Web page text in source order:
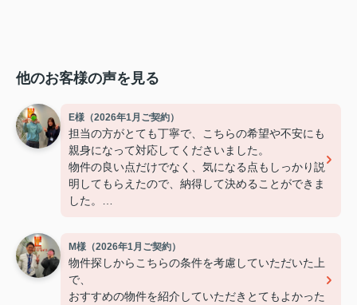
他のお客様の声を見る
E様（2026年1月ご契約）
担当の方がとても丁寧で、こちらの希望や不安にも
親身になって対応してくださいました。
物件の良い点だけでなく、気になる点もしっかり説
明してもらえたので、納得して決めることができま
した。
また引っ越しの機会があれば、ぜひお願いしたいで
す。
M様（2026年1月ご契約）
物件探しからこちらの条件を考慮していただいた上
で、
おすすめの物件を紹介していただきとてもよかった